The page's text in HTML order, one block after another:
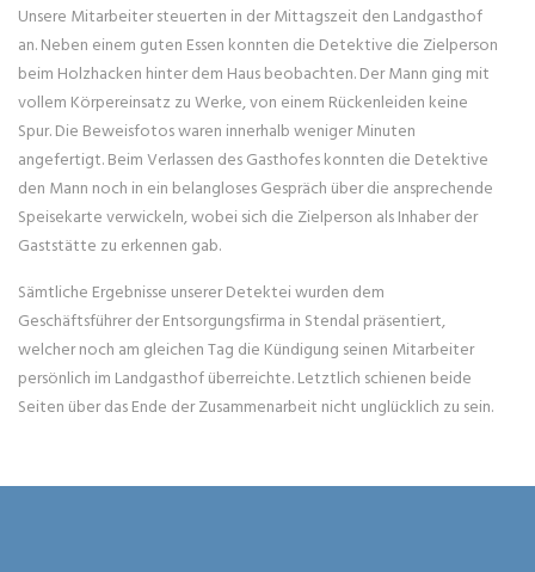
Unsere Mitarbeiter steuerten in der Mittagszeit den Landgasthof
an. Neben einem guten Essen konnten die Detektive die Zielperson
beim Holzhacken hinter dem Haus beobachten. Der Mann ging mit
vollem Körpereinsatz zu Werke, von einem Rückenleiden keine
Spur. Die Beweisfotos waren innerhalb weniger Minuten
angefertigt. Beim Verlassen des Gasthofes konnten die Detektive
den Mann noch in ein belangloses Gespräch über die ansprechende
Speisekarte verwickeln, wobei sich die Zielperson als Inhaber der
Gaststätte zu erkennen gab.
Sämtliche Ergebnisse unserer Detekteiwurden dem
Geschäftsführer der Entsorgungsfirma in Stendal präsentiert,
welcher noch am gleichen Tag die Kündigung seinen Mitarbeiter
persönlich im Landgasthof überreichte. Letztlich schienen beide
Seiten über das Ende der Zusammenarbeit nicht unglücklich zu sein.